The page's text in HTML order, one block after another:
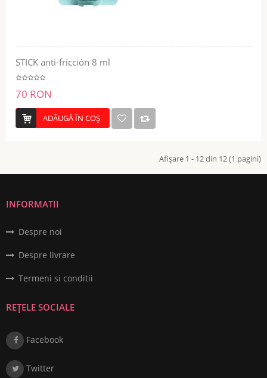
STICK anti-fricción 8 ml
70 RON
ADĂUGĂ ÎN COŞ
Afişare 1 - 12 din 12 (1 pagini)
INFORMATII
Despre noi
Despre livrare
Termeni si conditii
REȚELE SOCIALE
Facebook
Twitter